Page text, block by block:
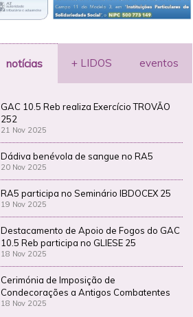
notícias + LIDOS eventos
GAC 10.5 Reb realiza Exercício TROVÃO
252
21 Nov 2025
Dádiva benévola de sangue no RA5
20 Nov 2025
RA5 participa no Seminário IBDOCEX 25
19 Nov 2025
Destacamento de Apoio de Fogos do GAC
10.5 Reb participa no GLIESE 25
18 Nov 2025
Cerimónia de Imposição de
Condecorações a Antigos Combatentes
18 Nov 2025